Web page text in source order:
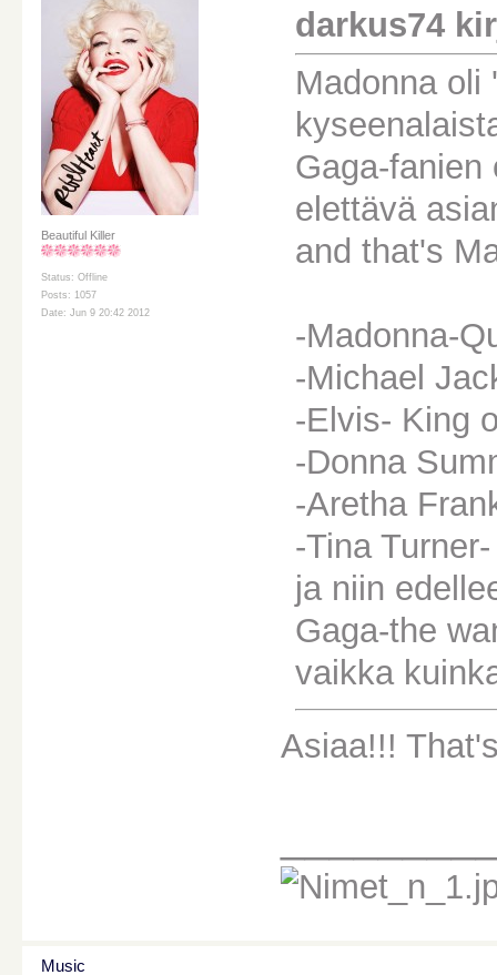
Beautiful Killer
Status: Offline
Posts: 1057
Date: Jun 9 20:42 2012
darkus74
Madonna oli
Gaga-fanien
elettävä
and that's
-Madonna-
-Michael
-Elvis- King
-Donna
-Aretha
-Tina
ja niin
Gaga-the
vaikka
Asiaa!!!
Music